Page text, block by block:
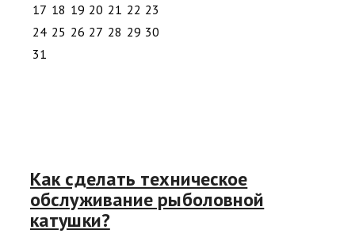
17 18 19 20 21 22 23
24 25 26 27 28 29 30
31
Как сделать техническое
обслуживание рыболовной
катушки?